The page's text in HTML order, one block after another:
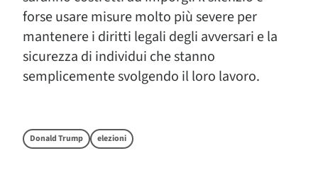
forse usare misure molto più severe per
mantenere i diritti legali degli avversari e la
sicurezza di individui che stanno
semplicemente svolgendo il loro lavoro.
Donald Trump elezioni